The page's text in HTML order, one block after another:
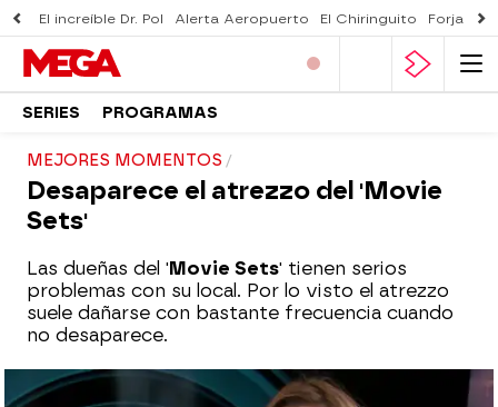
El increíble Dr. Pol Alerta Aeropuerto El Chiringuito Forjado
SERIES PROGRAMAS
MEJORES MOMENTOS
Desaparece el atrezzo del 'Movie
Sets'
Las dueñas del 'Movie Sets' tienen serios
problemas con su local. Por lo visto el atrezzo
suele dañarse con bastante frecuencia cuando
no desaparece.